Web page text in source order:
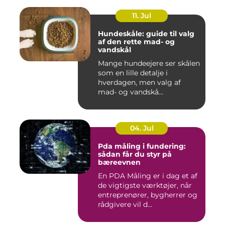
11. Jul
Hundeskåle: guide til valg
af den rette mad- og
vandskål
Mange hundeejere ser skålen
som en lille detalje i
hverdagen, men valg af
mad- og vandskå...
04. Jul
Pda måling i fundering:
sådan får du styr på
bæreevnen
En PDA Måling er i dag et af
de vigtigste værktøjer, når
entreprenører, bygherrer og
rådgivere vil d...